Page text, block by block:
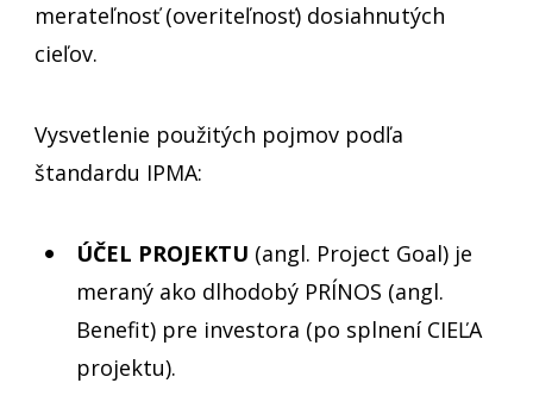
merateľnosť (overiteľnosť) dosiahnutých
cieľov.
Vysvetlenie použitých pojmov podľa
štandardu IPMA:
ÚČEL PROJEKTU (angl. Project Goal) je
meraný ako dlhodobý PRÍNOS (angl.
Benefit) pre investora (po splnení CIEĽA
projektu).